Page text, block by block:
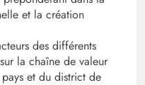
et la création
des différents
la chaîne de valeur
et du district de